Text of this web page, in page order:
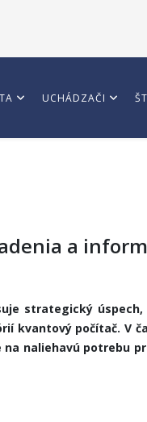
UCHÁDZAČI
a
strategický
kvantový počítač. V
naliehavú potrebu